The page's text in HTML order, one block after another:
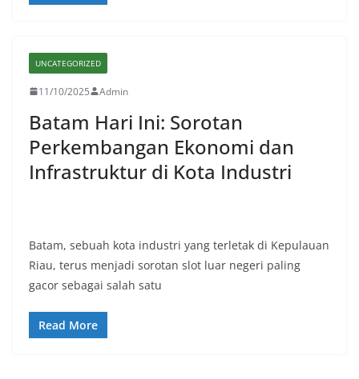
UNCATEGORIZED
11/10/2025 Admin
Batam Hari Ini: Sorotan
Perkembangan Ekonomi dan
Infrastruktur di Kota Industri
Batam, sebuah kota industri yang terletak di Kepulauan
Riau, terus menjadi sorotan slot luar negeri paling
gacor sebagai salah satu
Read More